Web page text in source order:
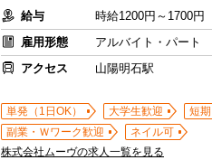
給与
時給1200円～1700円
雇用形態
アルバイト・パート
アクセス
山陽明石駅
単発（1日OK） 大学生歓迎
短期
副業・Ｗワーク歓迎
ネイル可
株式会社ムーヴの求人一覧を見る